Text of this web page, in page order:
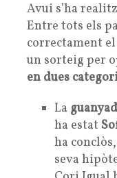
Avui s’ha
Entre tots els
correctament
un sorteig per
en dues
La
ha estat
ha
seva